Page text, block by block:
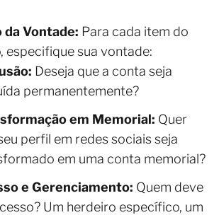
da Vontade: Para cada item do
especifique sua vontade:
Deseja que a conta seja
permanentemente?
em Memorial: Quer
perfil em redes sociais seja
em uma conta memorial?
e Gerenciamento: Quem deve
Um herdeiro específico, um